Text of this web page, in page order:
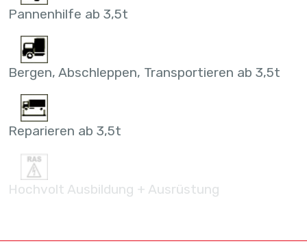
Pannenhilfe ab 3,5t
Bergen, Abschleppen, Transportieren ab 3,5t
Reparieren ab 3,5t
Hochvolt Ausbildung + Ausrüstung